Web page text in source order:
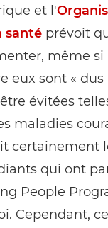
et l'
santé prévoit
même si
eux sont « dus
évitées
maladies
certainement
qui ont
People
Cependant,